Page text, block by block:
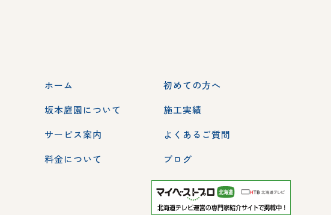
ホーム
坂本庭園について
サービス案内
料金について
初めての方へ
施工実績
よくあるご質問
ブログ